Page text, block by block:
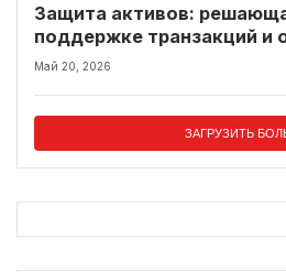
Защита активов:
поддержке транзакций и
современном рынке
Май 20, 2026
ЗАГРУЗИТЬ